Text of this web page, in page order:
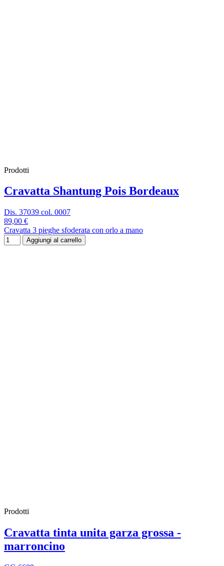
Prodotti
Cravatta Shantung Pois Bordeaux
Dis. 37039 col. 0007
89,00 €
Cravatta 3 pieghe sfoderata con orlo a mano
Aggiungi al carrello
Prodotti
Cravatta tinta unita garza grossa -
marroncino